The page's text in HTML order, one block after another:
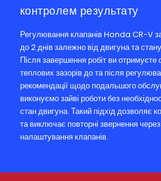
контролем результату
Регулювання клапанів Honda CR-V
до 2 днів залежно від двигуна та
Після завершення робіт ви отримуєте
теплових зазорів до та після
рекомендації щодо подальшого
виконуємо зайві роботи без
стан двигуна. Такий підхід дозволяє
та виключає повторні звернення
налаштування клапанів.